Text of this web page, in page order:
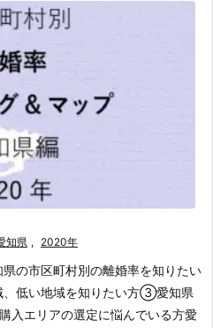
知県 , 2020年
の市区町村別の離婚率を知りたい
低い地域を知りたい方③愛知県
入エリアの選定に悩んでいる方愛